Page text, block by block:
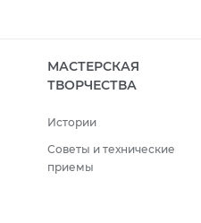
МАСТЕРСКАЯ
ТВОРЧЕСТВА
Истории
Советы и технические
приемы